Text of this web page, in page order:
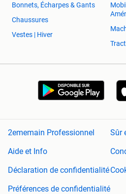
Bonnets, Écharpes & Gants
Chaussures
Vestes | Hiver
2ememain Professionnel
Sûr
Aide et Info
Déclaration de confidentialité
Préférences de confidentialité